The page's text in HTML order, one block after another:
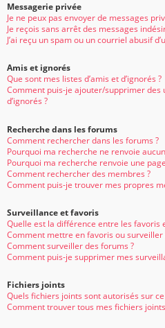
Messagerie privée
Je ne peux pas envoyer de messages
Je reçois sans arrêt des messages
J’ai reçu un spam ou un courriel abusif
Amis et ignorés
Que sont mes listes d’amis et d’ignorés ?
Comment puis-je ajouter/supprimer des
d’ignorés ?
Recherche dans les forums
Comment rechercher dans les forums ?
Pourquoi ma recherche ne renvoie
Pourquoi ma recherche renvoie une
Comment rechercher des membres ?
Comment puis-je trouver mes propres
Surveillance et favoris
Quelle est la différence entre les favoris
Comment mettre en favoris ou surveiller
Comment surveiller des forums ?
Comment puis-je supprimer mes
Fichiers joints
Quels fichiers joints sont autorisés sur
Comment trouver tous mes fichiers